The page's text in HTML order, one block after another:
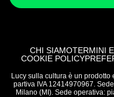
CHI SIAMOTERMINI
COOKIE POLICY
Lucy sulla cultura è un
partiva IVA 12414970967.
Milano (MI). Sede operativa: